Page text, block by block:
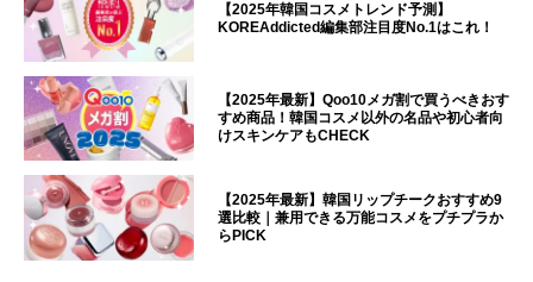
【2025年韓国コスメトレンド予測】
KOREAddicted編集部注目度No.1はこれ！
【2025年最新】Qoo10メガ割で買うべきおす
すめ商品！韓国コスメ以外の名品や初心者向
けスキンケアもCHECK
【2025年最新】韓国リップチークおすすめ9
選比較｜兼用できる万能コスメをプチプラか
らPICK